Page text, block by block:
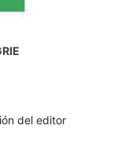
del editor